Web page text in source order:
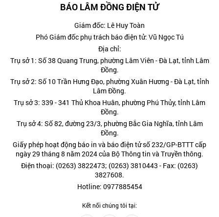
BÁO LÂM ĐỒNG ĐIỆN TỬ
Giám đốc: Lê Huy Toàn
Phó Giám đốc phụ trách báo điện tử: Vũ Ngọc Tú
Địa chỉ:
Trụ sở 1: Số 38 Quang Trung, phường Lâm Viên - Đà Lạt, tỉnh Lâm
Đồng.
Trụ sở 2: Số 10 Trần Hưng Đạo, phường Xuân Hương - Đà Lạt, tỉnh
Lâm Đồng.
Trụ sở 3: 339 - 341 Thủ Khoa Huân, phường Phú Thủy, tỉnh Lâm
Đồng.
Trụ sở 4: Số 82, đường 23/3, phường Bắc Gia Nghĩa, tỉnh Lâm
Đồng.
Giấy phép hoạt động báo in và báo điện tử số 232/GP-BTTT cấp
ngày 29 tháng 8 năm 2024 của Bộ Thông tin và Truyền thông.
Điện thoại: (0263) 3822473; (0263) 3810443 - Fax: (0263)
3827608.
Hotline: 0977885454
Kết nối chúng tôi tại: